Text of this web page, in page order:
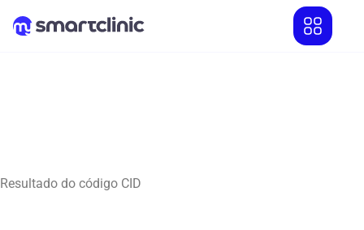
Resultado do código CID